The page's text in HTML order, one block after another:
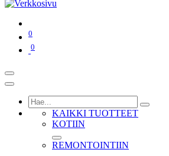
0
0
KAIKKI TUOTTEET
KOTIIN
REMONTOINTIIN